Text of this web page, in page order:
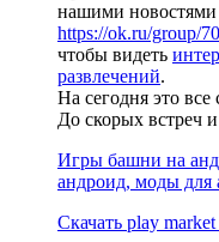
нашими новостями
https://ok.ru/group/
чтобы видеть
развлечений.
На сегодня это
До скорых встреч
Игры башни на
андроид, моды для
Скачать play